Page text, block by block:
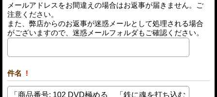
メールアドレスをお間違えの場合はお返事が届きません。ご
注意ください。
また、弊店からのお返事が迷惑メールとして処理される場合
がございますので、迷惑メールフォルダもご確認ください。
件名 !